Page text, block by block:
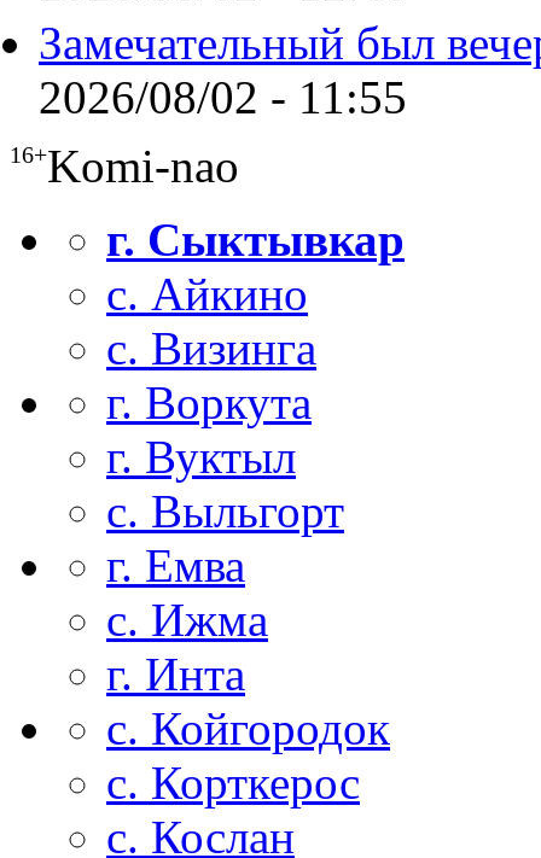
Замечательный был
2026/08/02 - 11:55
16+Komi-nao
г. Сыктывкар
с. Айкино
с. Визинга
г. Воркута
г. Вуктыл
с. Выльгорт
г. Емва
с. Ижма
г. Инта
с. Койгородок
с. Корткерос
с. Кослан